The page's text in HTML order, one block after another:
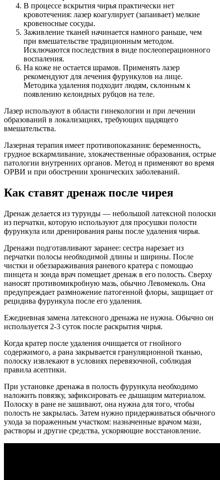
В процессе вскрытия чирья практически нет
кровотечения: лазер коагулирует (запаивает) мелкие
кровеносные сосуды.
Заживление тканей начинается намного раньше, чем
при вмешательстве традиционным методом.
Исключаются последствия в виде послеоперационного
воспаления.
На коже не остается шрамов. Применять лазер
рекомендуют для лечения фурункулов на лице.
Методика удаления подходит людям, склонным к
появлению келоидных рубцов на теле.
Лазер используют в области гинекологии и при лечении
образований в локализациях, требующих щадящего
вмешательства.
Лазерная терапия имеет противопоказания: беременность,
грудное вскармливание, злокачественные образования, острые
патологии внутренних органов. Метод н применяют во время
ОРВИ и при обострении хронических заболеваний.
Как ставят дренаж после чирея
Дренаж делается из турунды — небольшой латексной полоски
из перчатки, которую используют для просушки полости
фурункула или дренирования раны после удаления чирья.
Дренажи подготавливают заранее: сестра нарезает из
перчатки полосы необходимой длины и ширины. После
чистки и обеззараживания раневого кратера с помощью
пинцета и зонда врач помещает дренаж в его полость. Сверху
наносят противомикробную мазь, обычно Левомеколь. Она
предупреждает размножение патогенной флоры, защищает от
рецидива фурункула после его удаления.
Ежедневная замена латексного дренажа не нужна. Обычно он
используется 2-3 суток после раскрытия чирья.
Когда кратер после удаления очищается от гнойного
содержимого, а рана закрывается грануляционной тканью,
полоску извлекают в условиях перевязочной, соблюдая
правила асептики.
При установке дренажа в полость фурункула необходимо
наложить повязку, зафиксировать ее дышащим материалом.
Полоску в ране не зашивают, она нужна для того, чтобы
полость не закрылась. Затем нужно придерживаться обычного
ухода за пораженным участком: назначенные врачом мази,
растворы и другие средства, ускоряющие восстановление.